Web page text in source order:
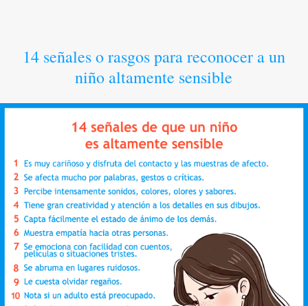
14 señales o rasgos para reconocer a un
niño altamente sensible